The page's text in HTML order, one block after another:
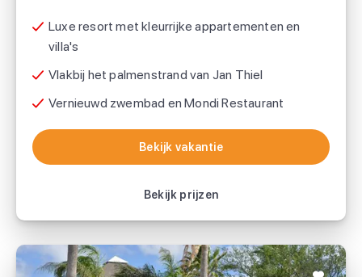
Luxe resort met kleurrijke appartementen en
villa's
Vlakbij het palmenstrand van Jan Thiel
Vernieuwd zwembad en Mondi Restaurant
Bekijk vakantie
Bekijk prijzen
Bekijk vakantie